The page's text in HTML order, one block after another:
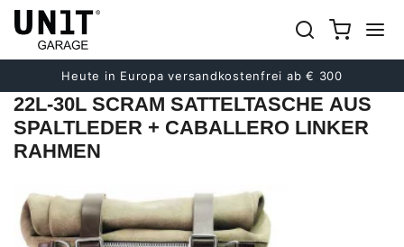
Heute in Europa versandkostenfrei ab € 300
früher
Nächster
22L-30L SCRAM SATTELTASCHE AUS
SPALTLEDER + CABALLERO LINKER
RAHMEN